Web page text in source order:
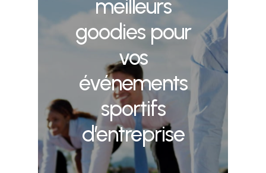
meilleurs
goodies pour
vos
événements
sportifs
d’entreprise